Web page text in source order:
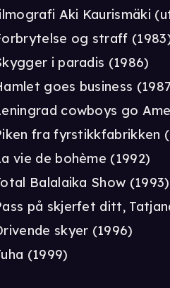
Aki Kaurismäki
og straff
i paradis (1986)
goes business
cowboys go
fra fyrstikkfabrikken
vie de bohème (1992)
Balalaika Show (1993)
på skjerfet ditt,
skyer (1996)
(1999)